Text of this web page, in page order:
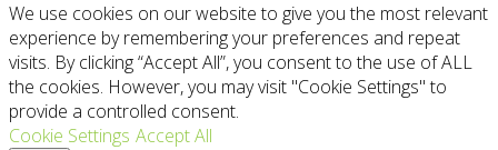
We use cookies on our website to give you the most relevant
experience by remembering your preferences and repeat
visits. By clicking “Accept All”, you consent to the use of ALL
the cookies. However, you may visit "Cookie Settings" to
provide a controlled consent.
Cookie Settings Accept All